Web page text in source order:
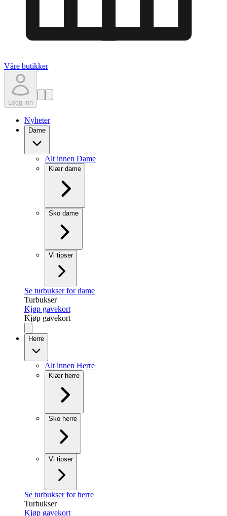
Våre butikker
Logg inn
Nyheter
Dame
Alt innen Dame
Klær dame
Sko dame
Vi tipser
Se turbukser for dame
Turbukser
Kjøp gavekort
Kjøp gavekort
Herre
Alt innen Herre
Klær herre
Sko herre
Vi tipser
Se turbukser for herre
Turbukser
Kjøp gavekort